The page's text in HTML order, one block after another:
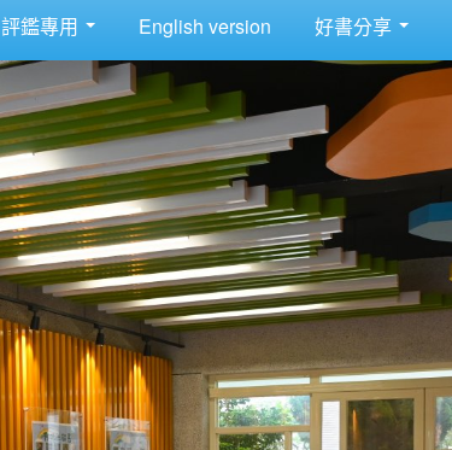
評鑑專用 English version 好書分享